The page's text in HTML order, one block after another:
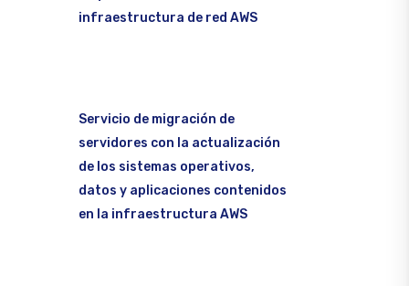
infraestructura de red AWS
Servicio de migración de
servidores con la actualización
de los sistemas operativos,
datos y aplicaciones contenidos
en la infraestructura AWS